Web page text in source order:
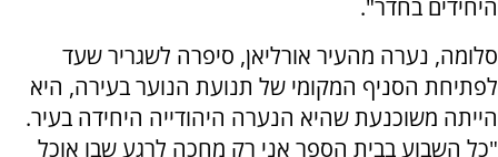
היחידים בחדר".
סלומה, נערה מהעיר אורליאן, סיפרה לשגריר שעד
לפתיחת הסניף המקומי של תנועת הנוער בעירה, היא
הייתה משוכנעת שהיא הנערה היהודייה היחידה בעיר.
"כל השבוע בבית הספר אני רק מחכה לרגע שבו אוכל